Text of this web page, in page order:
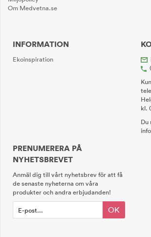
Om Medvetna.se
INFORMATION
Ekoinspiration
kl.
Du
PRENUMERERA PÅ
NYHETSBREVET
Anmäl dig till vårt nyhetsbrev för att få
de senaste nyheterna om våra
produkter och andra erbjudanden!
OK